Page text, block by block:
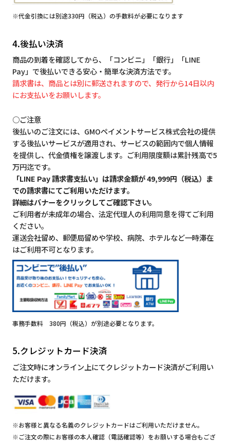
※代金引換には別途330円（税込）の手数料が必要になります
4.後払い決済
商品の到着を確認してから、「コンビニ」「銀行」「LINE
Pay」で後払いできる安心・簡単な決済方法です。
請求書は、商品とは別に郵送されますので、発行から14日以内
にお支払いをお願いします。
○ご注意
後払いのご注文には、GMOペイメントサービス株式会社の提供
する後払いサービスが適用され、サービスの範囲内で個人情報
を提供し、代金債権を譲渡します。ご利用限度額は累計残高で5
万円迄です。
「LINE Pay 請求書支払い」は請求金額が 49,999円（税込）ま
での請求書にてご利用いただけます。
詳細はバナーをクリックしてご確認下さい。
ご利用者が未成年の場合、法定代理人の利用同意を得てご利用
ください。
運送会社留め、郵便局留めや学校、病院、ホテルなど一時滞在
はご利用不可となります。
事務手数料 380円（税込）が別途必要となります。
5.クレジットカード決済
ご注文時にオンライン上にてクレジットカード決済がご利用い
ただけます。
※お客様と異なる名義のクレジットカードはご利用いただけません。
※ご注文の際にお客様の本人確認（電話確認等）をお願いする場合もござ